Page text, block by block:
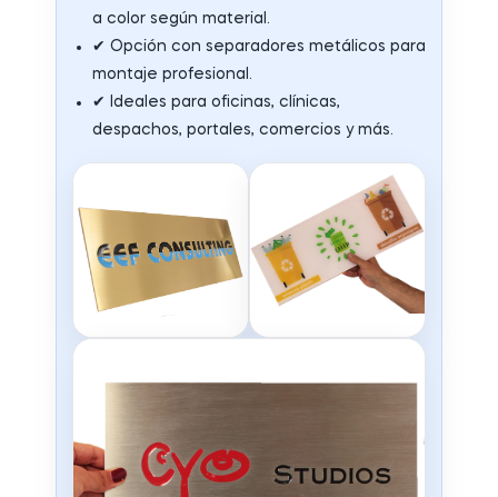
a color según material.
✔ Opción con separadores metálicos para
montaje profesional.
✔ Ideales para oficinas, clínicas,
despachos, portales, comercios y más.